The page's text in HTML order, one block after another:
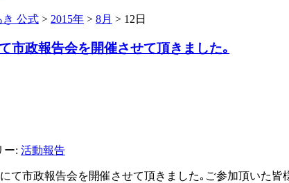
き 公式 > 2015年 > 8月 > 12日
市政報告会を開催させて頂きました｡
ー: 活動報告
て市政報告会を開催させて頂きました｡ご参加頂いた